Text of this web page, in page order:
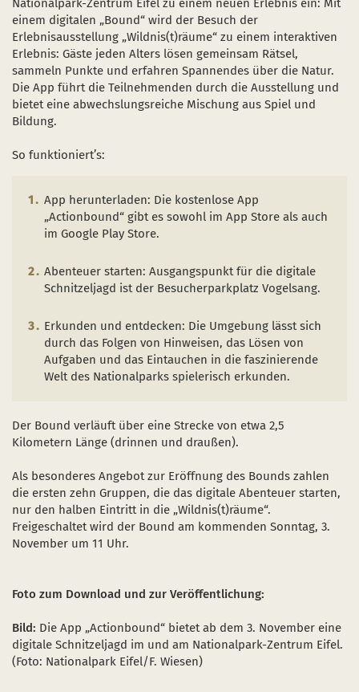
Naturentwicklung
Absterbende Fichten machen Platz für heimische
Der Wolf kehrt zurück
Kinder, Jugendliche und Familien
Schulen und Kitas
Barrierefrei unterwegs
Sternenpark
Nationalpark-Kitas
Bücher und Karten
Kurzfilme
Afrikanische Schweinepest
FAQ
neuen Fenster)
in einem neuen Fenster)
sich in einem neuen Fenster)
Nationalpark-Zentrum Eifel zu einem neuen Erlebnis ein: Mit
einem digitalen „Bound“ wird der Besuch der
Erlebnisausstellung „Wildnis(t)räume“ zu einem interaktiven
Erlebnis: Gäste jeden Alters lösen gemeinsam Rätsel,
sammeln Punkte und erfahren Spannendes über die Natur.
Die App führt die Teilnehmenden durch die Ausstellung und
bietet eine abwechslungsreiche Mischung aus Spiel und
Bildung.
So funktioniert’s:
App herunterladen: Die kostenlose App
„Actionbound“ gibt es sowohl im App Store als auch
im Google Play Store.
Abenteuer starten: Ausgangspunkt für die digitale
Schnitzeljagd ist der Besucherparkplatz Vogelsang.
Erkunden und entdecken: Die Umgebung lässt sich
durch das Folgen von Hinweisen, das Lösen von
Aufgaben und das Eintauchen in die faszinierende
Welt des Nationalparks spielerisch erkunden.
Der Bound verläuft über eine Strecke von etwa 2,5
Kilometern Länge (drinnen und draußen).
Als besonderes Angebot zur Eröffnung des Bounds zahlen
die ersten zehn Gruppen, die das digitale Abenteuer starten,
nur den halben Eintritt in die „Wildnis(t)räume“.
Freigeschaltet wird der Bound am kommenden Sonntag, 3.
November um 11 Uhr.
Foto zum Download und zur Veröffentlichung:
Bild: Die App „Actionbound“ bietet ab dem 3. November eine
digitale Schnitzeljagd im und am Nationalpark-Zentrum Eifel.
(Foto: Nationalpark Eifel/F. Wiesen)